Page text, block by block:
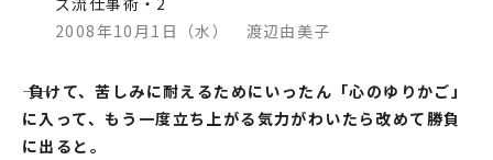
2008年10⽉1⽇（水） 渡辺由美⼦
―― 負けて、苦しみに耐えるためにいったん「⼼のゆりかご」
に⼊って、もう⼀度⽴ち上がる気⼒がわいたら改めて勝負
に出ると。